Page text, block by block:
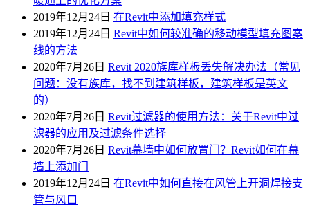
2019年12月24日 在Revit中添加填充样式
2019年12月24日 Revit中如何较准确的移动模型填充图案
线的方法
2020年7月26日 Revit 2020族库样板丢失解决办法（常见
问题：没有族库，找不到建筑样板，建筑样板是英文
的）
2020年7月26日 Revit过滤器的使用方法：关于Revit中过
滤器的应用及过滤条件选择
2020年7月26日 Revit幕墙中如何放置门？Revit如何在幕
墙上添加门
2019年12月24日 在Revit中如何直接在风管上开洞焊接支
管与风口